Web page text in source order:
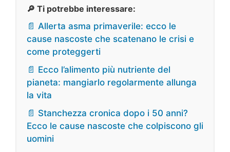
🔎 Ti potrebbe interessare:
📄 Allerta asma primaverile: ecco le
cause nascoste che scatenano le crisi e
come proteggerti
📄 Ecco l’alimento più nutriente del
pianeta: mangiarlo regolarmente allunga
la vita
📄 Stanchezza cronica dopo i 50 anni?
Ecco le cause nascoste che colpiscono gli
uomini